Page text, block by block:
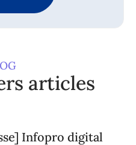
articles
Infopro digital